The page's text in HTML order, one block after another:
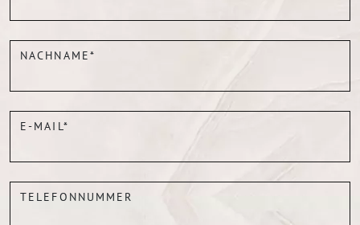
NACHNAME*
E-MAIL*
TELEFONNUMMER